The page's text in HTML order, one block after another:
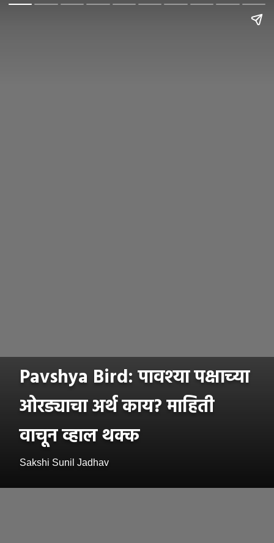
Pavshya Bird: पावश्या पक्षाच्या
ओरड्याचा अर्थ काय? माहिती
वाचून व्हाल थक्क
Sakshi Sunil Jadhav